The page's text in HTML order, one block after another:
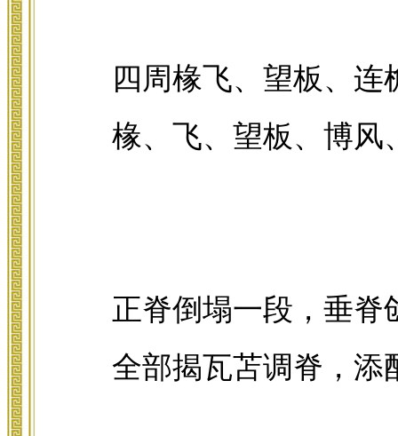
四周椽飞、望板、
椽、飞、望板、博风
正脊倒塌一段，垂脊
全部揭瓦苫调脊，添